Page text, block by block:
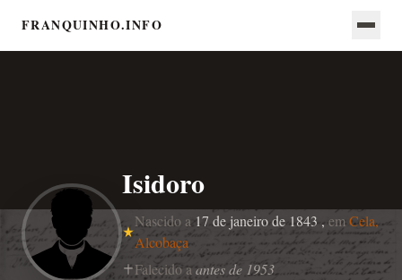
FRANQUINHO.INFO
Isidoro
Nascido a 17 de janeiro de 1843 , emCela,
Alcobaça
Falecido aantes de 1953